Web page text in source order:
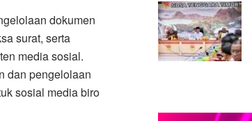
dokumen
surat, serta
media sosial.
dan pengelolaan
sosial media biro